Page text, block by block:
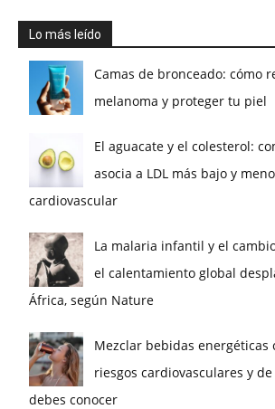
Lo más leído
Camas de bronceado: cómo
melanoma y proteger tu piel
El aguacate y el colesterol:
asocia a LDL más bajo y
cardiovascular
La malaria infantil y el
el calentamiento global
África, según Nature
Mezclar bebidas energéticas
riesgos cardiovasculares y
debes conocer